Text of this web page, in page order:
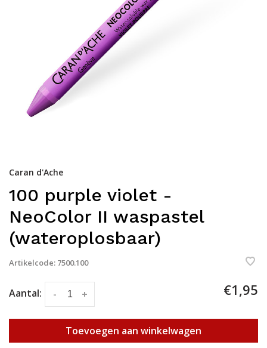
Caran d'Ache
100 purple violet -
NeoColor II waspastel
(wateroplosbaar)
Artikelcode: 7500.100
Aantal: +
- €1,95
Toevoegen aan winkelwagen